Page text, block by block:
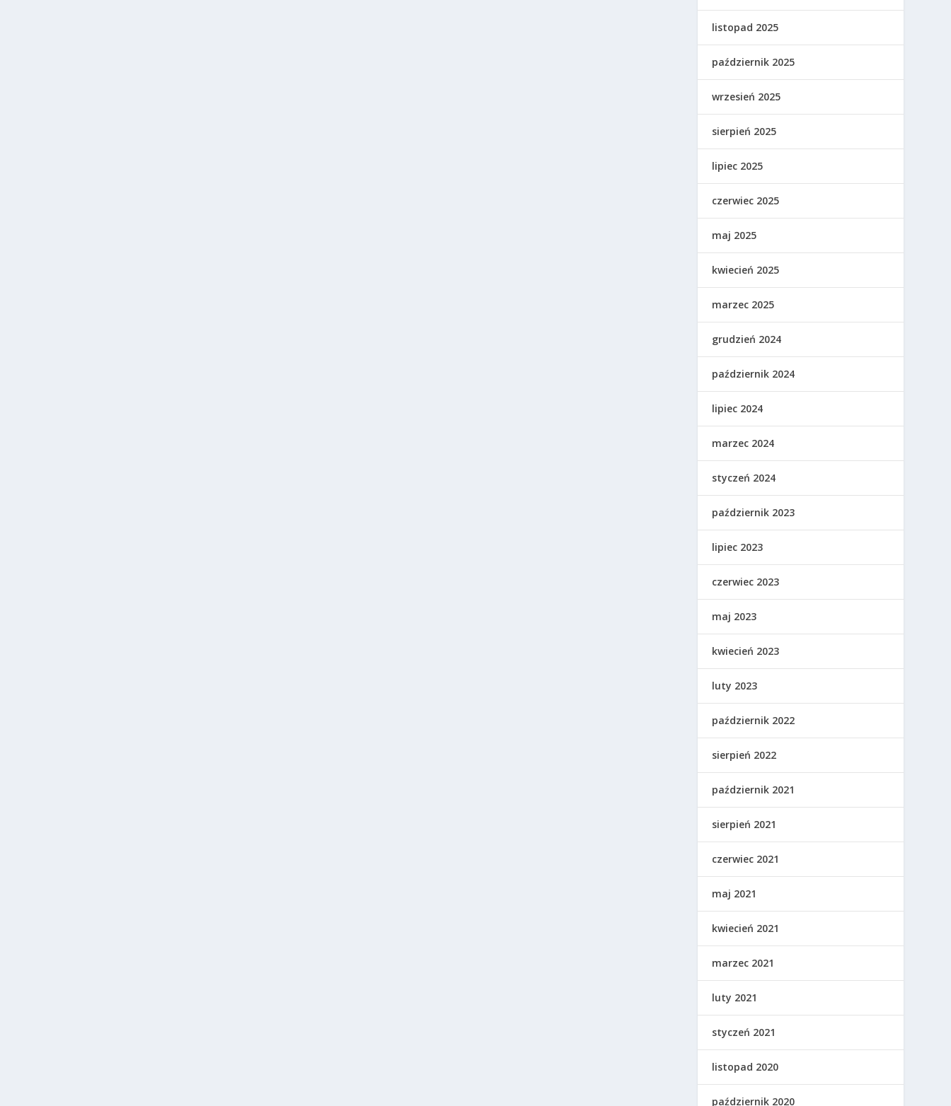
listopad 2025
październik 2025
wrzesień 2025
sierpień 2025
lipiec 2025
czerwiec 2025
maj 2025
kwiecień 2025
marzec 2025
grudzień 2024
październik 2024
lipiec 2024
marzec 2024
styczeń 2024
październik 2023
lipiec 2023
czerwiec 2023
maj 2023
kwiecień 2023
luty 2023
październik 2022
sierpień 2022
październik 2021
sierpień 2021
czerwiec 2021
maj 2021
kwiecień 2021
marzec 2021
luty 2021
styczeń 2021
listopad 2020
październik 2020